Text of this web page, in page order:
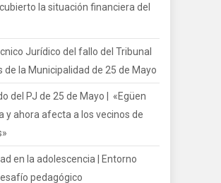
la situación financiera del
Jurídico del fallo del Tribunal
de la Municipalidad de 25 de Mayo
del PJ de 25 de Mayo | «Egüen
y ahora afecta a los vecinos de
en la adolescencia | Entorno
pedagógico